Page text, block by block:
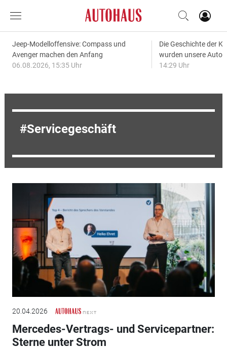
Jeep-Modelloffensive: Compass und
Avenger machen den Anfang
06.08.2026, 15:35 Uhr
Die Geschichte der
wurden unsere
14:29 Uhr
Servicegeschäft
20.04.2026
Mercedes-Vertrags- und Servicepartner:
Sterne unter Strom